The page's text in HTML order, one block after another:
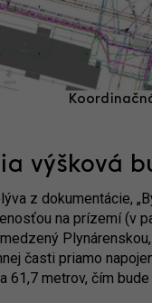
výšková
z dokumentácie,
na prízemí (v
časti priamo
61,7 metrov, čím